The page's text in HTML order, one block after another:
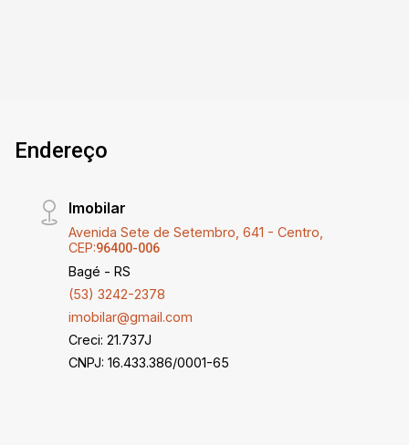
Endereço
Imobilar
Avenida Sete de Setembro, 641 - Centro,
CEP:96400-006
Bagé - RS
(53) 3242-2378
imobilar@gmail.com
Creci: 21.737J
CNPJ: 16.433.386/0001-65